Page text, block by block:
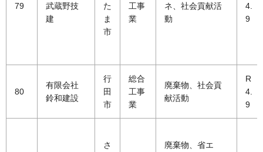
79
武蔵野技
建
た
ま
市
工事
業
ネ、社会貢献活
動
4.
9
80
有限会社
鈴和建設
行
田
市
総合
工事
業
廃棄物、社会貢
献活動
R
4.
9
さ
廃棄物、省エ